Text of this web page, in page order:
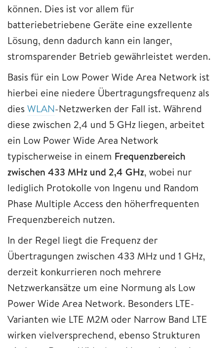
können. Dies ist vor allem für
batteriebetriebene Geräte eine exzellente
Lösung, denn dadurch kann ein langer,
stromsparender Betrieb gewährleistet werden.
Basis für ein Low Power Wide Area Network ist
hierbei eine niedere Übertragungsfrequenz als
diesWLAN-Netzwerken der Fall ist. Während
diese zwischen 2,4 und 5 GHz liegen, arbeitet
ein Low Power Wide Area Network
typischerweise in einem Frequenzbereich
zwischen 433 MHz und 2,4 GHz, wobei nur
lediglich Protokolle von Ingenu und Random
Phase Multiple Access den höherfrequenten
Frequenzbereich nutzen.
In der Regel liegt die Frequenz der
Übertragungen zwischen 433 MHz und 1 GHz,
derzeit konkurrieren noch mehrere
Netzwerkansätze um eine Normung als Low
Power Wide Area Network. Besonders LTE-
Varianten wie LTE M2M oder Narrow Band LTE
wirken vielversprechend, ebenso Strukturen